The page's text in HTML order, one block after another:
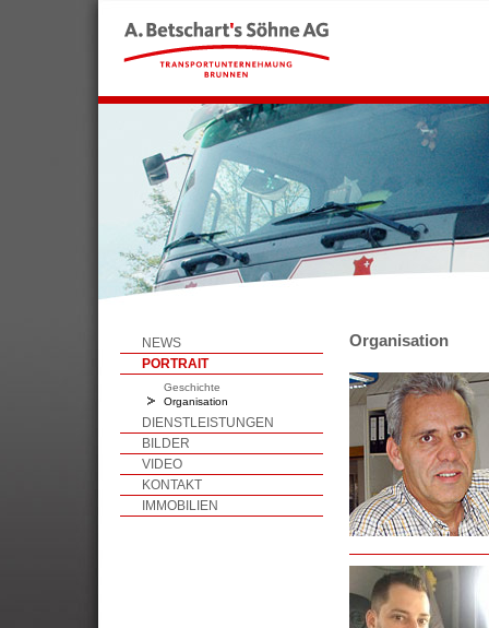
NEWS
PORTRAIT
Geschichte
Organisation
DIENSTLEISTUNGEN
BILDER
VIDEO
KONTAKT
IMMOBILIEN
Organisation